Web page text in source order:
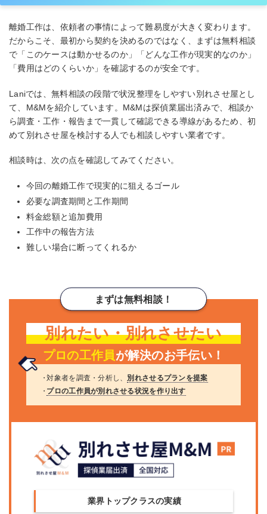
離婚工作は、依頼者の事情によって難易度が大きく変わります。
だからこそ、最初から契約を決めるのではなく、まずは無料相談
で「このケースは動かせるのか」「どんな工作が現実的なのか」
「費用はどのくらいか」を確認するのが安全です。
Laniでは、無料相談の段階で状況整理をしやすい別れさせ屋とし
て、M&Mを紹介しています。M&Mは探偵業届出済みで、相談か
ら調査・工作・報告まで一貫して確認できる導線があるため、初
めて別れさせ屋を検討する人でも相談しやすい業者です。
相談時は、次の点を確認してみてください。
今回の離婚工作で現実的に狙えるゴール
必要な調査期間と工作期間
料金総額と追加費用
工作中の報告方法
難しい場合に断ってくれるか
まずは無料相談！
別れたい・別れさせたい
プロの工作員が解決のお手伝い！
・対象者を調査・分析し、 別れさせるプランを提案
・プロの工作員が別れさせる状況を作り出す
業界トップクラスの実績